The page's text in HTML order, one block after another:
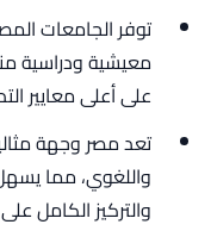
توفر الجامعات
معيشية ودراسية
على أعلى معايير
تعد مصر وجهة
واللغوي، مما
والتركيز الكامل